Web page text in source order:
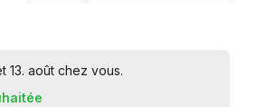
13. août chez vous.